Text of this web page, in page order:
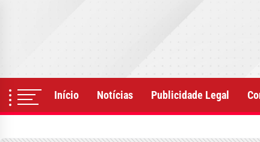
Início Notícias Publicidade Legal